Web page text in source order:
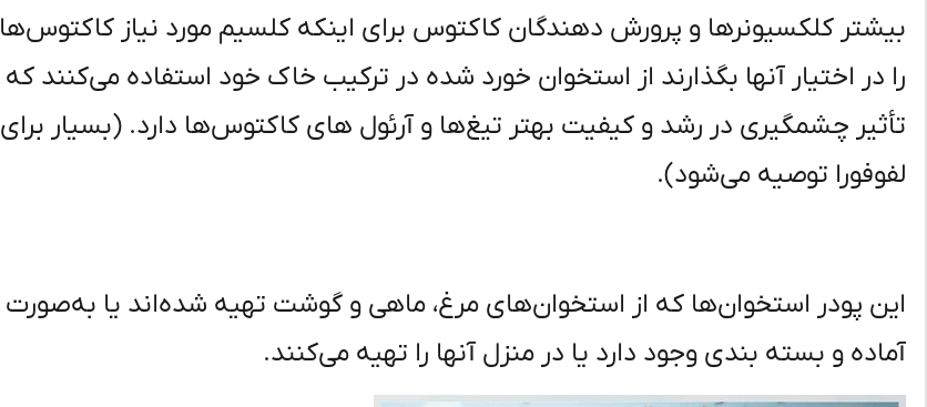
بیشتر کلکسیونرها و پرورش دهندگان کاکتوس برای اینکه کلسیم مورد نیاز کاکتوس‌ها
را در اختیار آنها بگذارند از استخوان خورد شده در ترکیب خاک خود استفاده می‌کنند که
تأثیر چشمگیری در رشد و کیفیت بهتر تیغ‌ها و آرئول های کاکتوس‌ها دارد. (بسیار برای
لفوفورا توصیه می‌شود).
این پودر استخوان‌ها که از استخوان‌های مرغ، ماهی و گوشت تهیه شده‌اند یا به‌صورت
آماده و بسته بندی وجود دارد یا در منزل آنها را تهیه می‌کنند.